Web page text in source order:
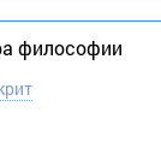
философии